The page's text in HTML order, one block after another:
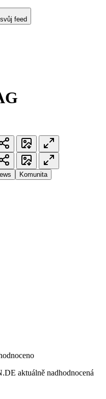
feed
Komunita
aktuálně nadhodnocená